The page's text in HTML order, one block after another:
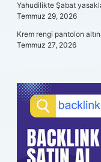
Yahudilikte Şabat
Temmuz 29, 2026
Krem rengi pantolon
Temmuz 27, 2026